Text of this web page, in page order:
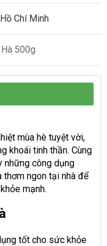
Hồ Chí Minh
500g
mùa hè tuyệt vời,
khoái tinh thần. Cùng
những công dụng
thơm ngon tại nhà để
mạnh.
tốt cho sức khỏe